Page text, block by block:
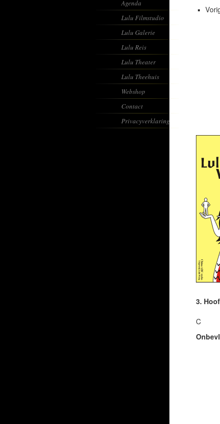
Agenda
Lulu Filmstudio
Lulu Galerie
Lulu Reis
Lulu Theater
Lulu Theehuis
Webshop
Contact
Privacyverklaring
3.
C